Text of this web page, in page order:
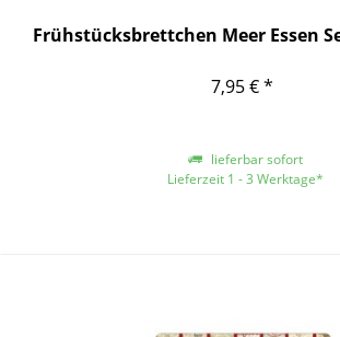
Frühstücksbrettchen Meer Essen
7,95 € *
lieferbar sofort
Lieferzeit 1 - 3 Werktage*